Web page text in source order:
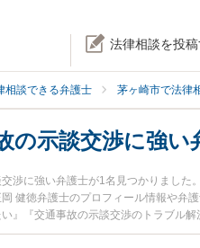
法律相談を投稿
相談できる弁護士 茅ヶ崎市で法律
の示談交渉に強い
渉に強い弁護士が1名見つかりまし
健徳弁護士のプロフィール情報や弁
』『交通事故の示談交渉のトラブル
などでお困りの相談者さんにおすすめ